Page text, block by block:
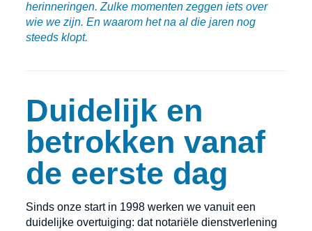
herinneringen. Zulke momenten zeggen iets over
wie we zijn. En waarom het na al die jaren nog
steeds klopt.
Duidelijk en
betrokken vanaf
de eerste dag
Sinds onze start in 1998 werken we vanuit een
duidelijke overtuiging: dat notariële dienstverlening